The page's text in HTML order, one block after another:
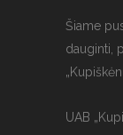
Šiame
dauginti,
UAB